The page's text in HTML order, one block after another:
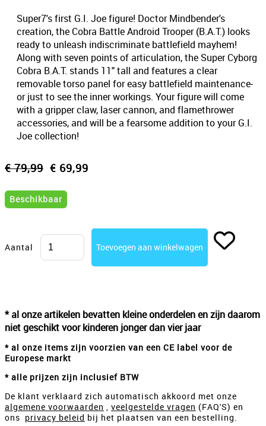
Super7's first G.I. Joe figure! Doctor Mindbender's
creation, the Cobra Battle Android Trooper (B.A.T.) looks
ready to unleash indiscriminate battlefield mayhem!
Along with seven points of articulation, the Super Cyborg
Cobra B.A.T. stands 11" tall and features a clear
removable torso panel for easy battlefield maintenance-
or just to see the inner workings. Your figure will come
with a gripper claw, laser cannon, and flamethrower
accessories, and will be a fearsome addition to your G.I.
Joe collection!
€ 79,99 € 69,99
Beschikbaar
Aantal
* al onze artikelen bevatten kleine onderdelen en zijn daarom
niet geschikt voor kinderen jonger dan vier jaar
* al onze items zijn voorzien van een CE label voor de
Europese markt
* alle prijzen zijn inclusief BTW
De klant verklaard zich automatisch akkoord met onze
algemene voorwaarden , veelgestelde vragen (FAQ'S) en
ons privacy beleid bij het plaatsen van een bestelling.